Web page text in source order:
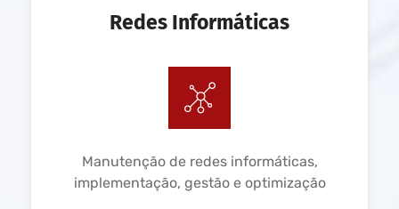
Redes Informáticas
Manutenção de redes informáticas,
implementação, gestão e optimização